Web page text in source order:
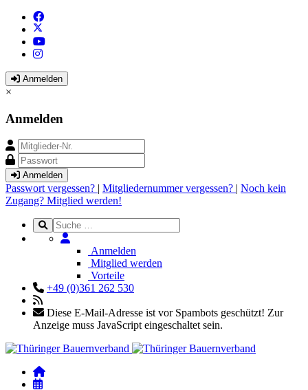
Anmelden
×
Anmelden
Anmelden
Passwort vergessen? | Mitgliedernummer vergessen? | Noch kein
Zugang? Mitglied werden!
Anmelden
Mitglied werden
Vorteile
+49 (0)361 262 530
Diese E-Mail-Adresse ist vor Spambots geschützt! Zur
Anzeige muss JavaScript eingeschaltet sein.